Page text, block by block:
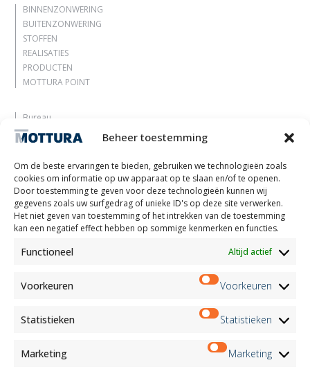
Beheer toestemming
Om de beste ervaringen te bieden, gebruiken we technologieën zoals
cookies om informatie op uw apparaat op te slaan en/of te openen.
Door toestemming te geven voor deze technologieën kunnen wij
gegevens zoals uw surfgedrag of unieke ID's op deze site verwerken.
Het niet geven van toestemming of het intrekken van de toestemming
kan een negatief effect hebben op sommige kenmerken en functies.
Functioneel Altijd actief
Voorkeuren Voorkeuren
Statistieken Statistieken
Marketing Marketing
BINNENZONWERING
BUITENZONWERING
STOFFEN
REALISATIES
PRODUCTEN
MOTTURA POINT
Bureau
Laat je inspireren
Contacten
Werk met ons
Gereserveerd gebied
Certificeringen
M2Net
Child Safety
Customer Information
Information for Candidates
Newsletter Information